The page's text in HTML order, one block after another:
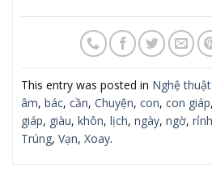
This entry was posted in Nghệ thuật
âm, bác, cần, Chuyện, con, con giáp,
giáp, giàu, khôn, lịch, ngày, ngờ, rỉnh
Trúng, Vạn, Xoay.